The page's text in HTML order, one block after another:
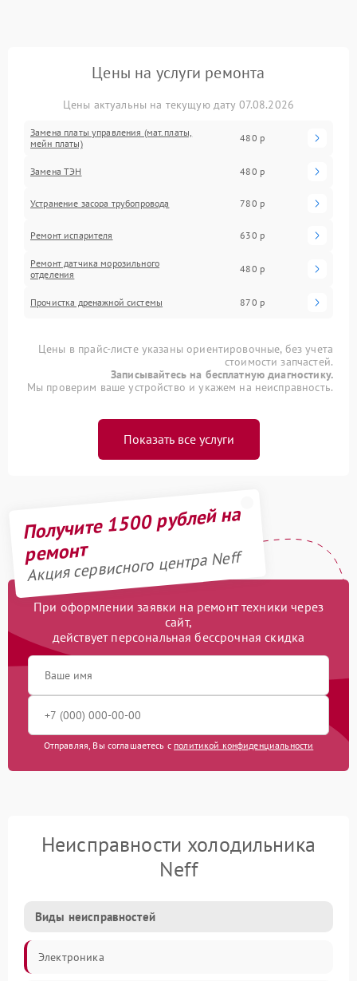
Цены на услуги ремонта
Цены актуальны на текущую дату 07.08.2026
Замена платы управления (мат.платы,
мейн платы)
480 р
Замена ТЭН 480 р
Устранение засора трубопровода 780 р
Ремонт испарителя 630 р
Ремонт датчика морозильного
отделения
480 р
Прочистка дренажной системы 870 р
Цены в прайс-листе указаны ориентировочные, без учета
стоимости запчастей.
Записывайтесь на бесплатную диагностику.
Мы проверим ваше устройство и укажем на неисправность.
Показать все услуги
Получите 1500 рублей на
ремонт
Акция сервисного центра Neff
При оформлении заявки на ремонт техники через
сайт,
действует персональная бессрочная скидка
Отправляя, Вы соглашаетесь с политикой конфиденциальности
Неисправности холодильника
Neff
Виды неисправностей
Электроника